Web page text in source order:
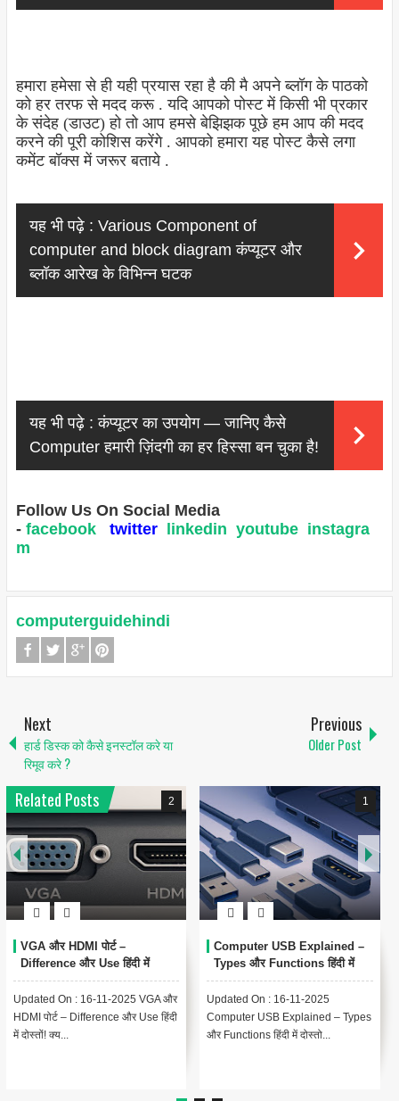
हमारा हमेसा से ही यही प्रयास रहा है की मै अपने ब्लॉग के पाठको
को हर तरफ से मदद करू . यदि आपको पोस्ट में किसी भी प्रकार
के संदेह (डाउट) हो तो आप हमसे बेझिझक पूछे हम आप की मदद
करने की पूरी कोशिस करेंगे . आपको हमारा यह पोस्ट कैसे लगा
कमेंट बॉक्स में जरूर बताये .
यह भी पढ़े : Various Component of
computer and block diagram कंप्यूटर और
ब्लॉक आरेख के विभिन्न घटक
यह भी पढ़े : कंप्यूटर का उपयोग — जानिए कैसे
Computer हमारी ज़िंदगी का हर हिस्सा बन चुका है!
Follow Us On Social Media
- facebook twitter linkedin youtube instagra
m
computerguidehindi
Next
हार्ड डिस्क को कैसे इनस्टॉल करे या
रिमूव करे ?
Previous
Older Post
Related Posts 2
VGA और HDMI पोर्ट –
Difference और Use हिंदी में
Updated On : 16-11-2025 VGA और
HDMI पोर्ट – Difference और Use हिंदी
में दोस्तों! क्य...
1
Computer USB Explained –
Types और Functions हिंदी में
Updated On : 16-11-2025
Computer USB Explained – Types
और Functions हिंदी में दोस्तो...